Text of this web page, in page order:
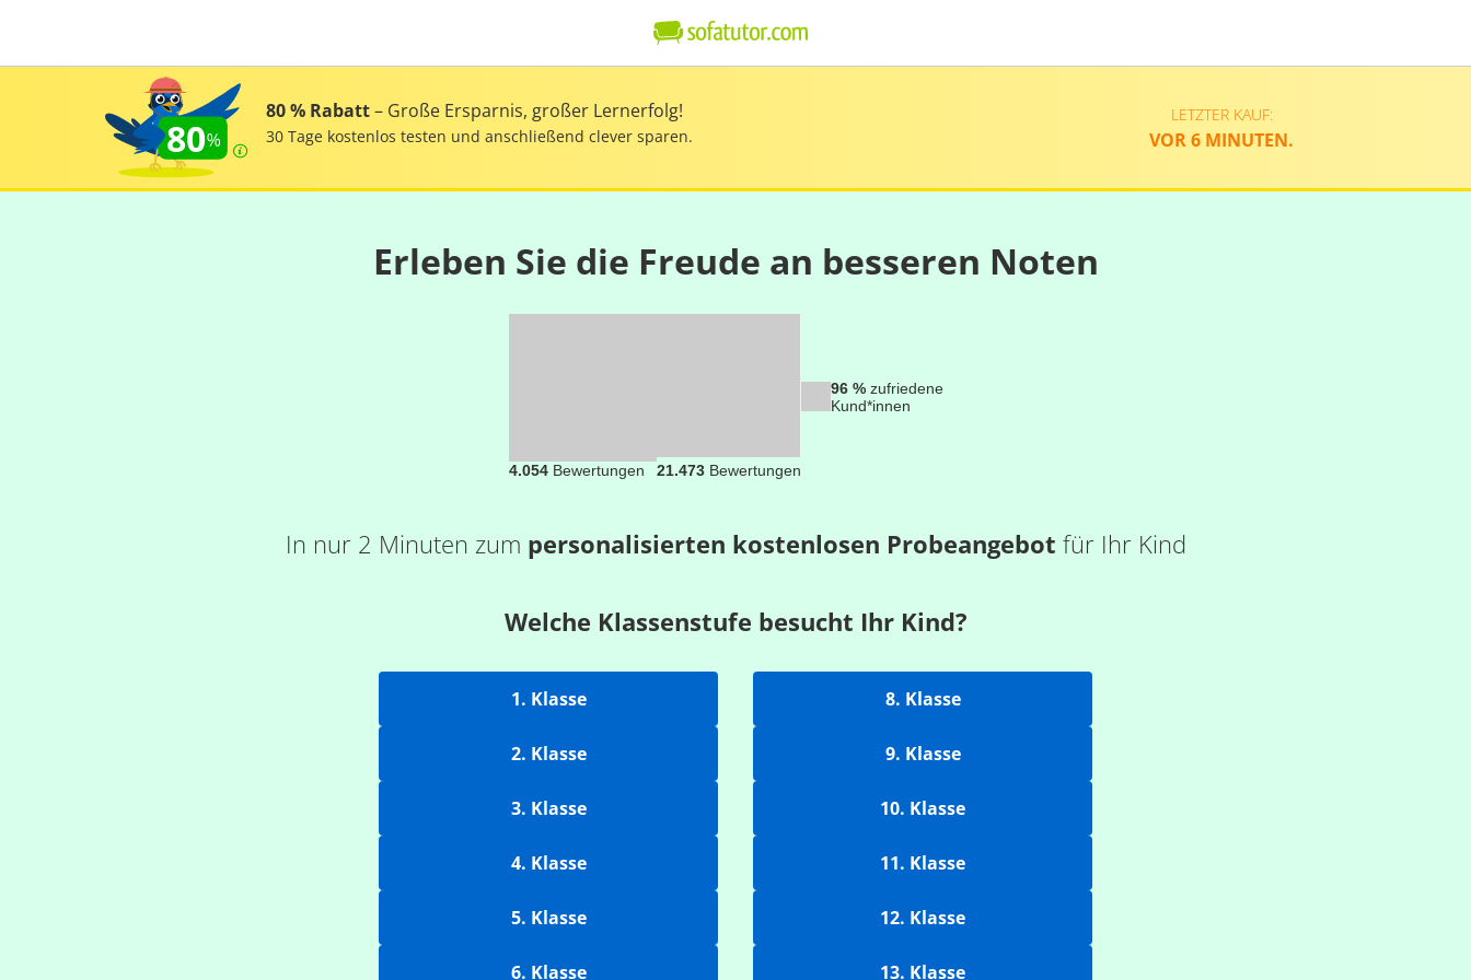
80
80 % Rabatt– Große Ersparnis, großer Lernerfolg!
30 Tage kostenlos testen und anschließend clever sparen.
LETZTER KAUF:
VOR 6 MINUTEN.
Erleben Sie die Freude an besseren Noten
4.054Bewertungen 21.473Bewertungen
96 %zufriedene
Kund*innen
In nur 2 Minuten zum personalisierten kostenlosen Probeangebot für Ihr Kind
Welche Klassenstufe besucht Ihr Kind?
1. Klasse
2. Klasse
3. Klasse
4. Klasse
5. Klasse
6. Klasse
8. Klasse
9. Klasse
10. Klasse
11. Klasse
12. Klasse
13. Klasse